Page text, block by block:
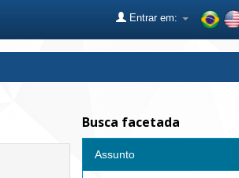
Entrar em:
Busca facetada
Assunto